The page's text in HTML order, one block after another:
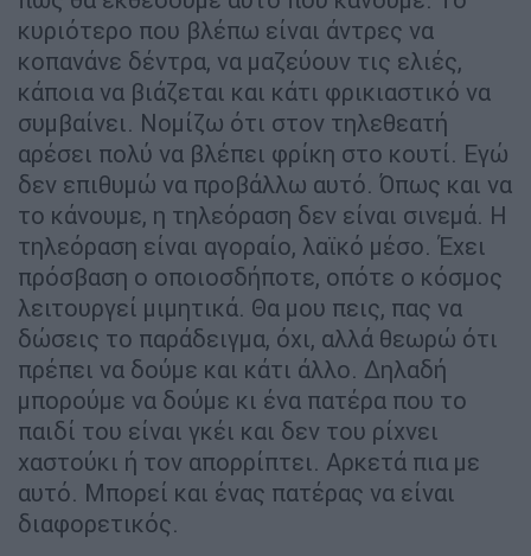
κυριότερο που βλέπω είναι άντρες να
κοπανάνε δέντρα, να μαζεύουν τις ελιές,
κάποια να βιάζεται και κάτι φρικιαστικό να
συμβαίνει. Νομίζω ότι στον τηλεθεατή
αρέσει πολύ να βλέπει φρίκη στο κουτί. Εγώ
δεν επιθυμώ να προβάλλω αυτό. Όπως και να
το κάνουμε, η τηλεόραση δεν είναι σινεμά. Η
τηλεόραση είναι αγοραίο, λαϊκό μέσο. Έχει
πρόσβαση ο οποιοσδήποτε, οπότε ο κόσμος
λειτουργεί μιμητικά. Θα μου πεις, πας να
δώσεις το παράδειγμα, όχι, αλλά θεωρώ ότι
πρέπει να δούμε και κάτι άλλο. Δηλαδή
μπορούμε να δούμε κι ένα πατέρα που το
παιδί του είναι γκέι και δεν του ρίχνει
χαστούκι ή τον απορρίπτει. Αρκετά πια με
αυτό. Μπορεί και ένας πατέρας να είναι
διαφορετικός.